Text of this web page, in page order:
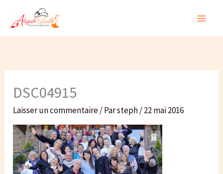
contenu
DSC04915
Laisser un commentaire/ Parsteph/22 mai 2016